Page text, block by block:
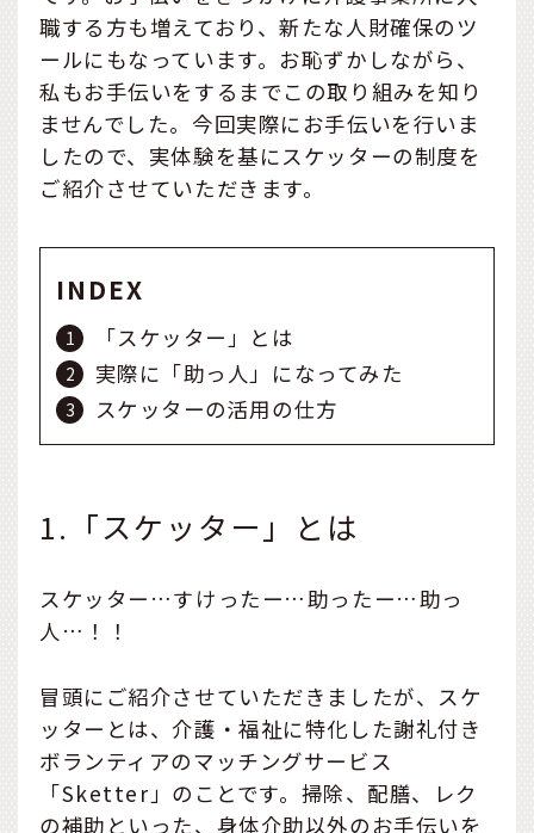
職する方も増えており、新たな人財確保のツ
ールにもなっています。お恥ずかしながら、
私もお手伝いをするまでこの取り組みを知り
ませんでした。今回実際にお手伝いを行いま
したので、実体験を基にスケッターの制度を
ご紹介させていただきます。
INDEX
「スケッター」とは
実際に「助っ人」になってみた
スケッターの活用の仕方
1.「スケッター」とは
スケッター…すけったー…助ったー…助っ
人…！！
冒頭にご紹介させていただきましたが、スケ
ッターとは、介護・福祉に特化した謝礼付き
ボランティアのマッチングサービス
「Sketter」のことです。掃除、配膳、レク
の補助といった、身体介助以外のお手伝いを